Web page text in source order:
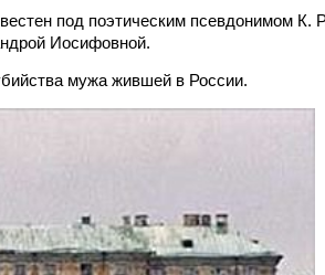
под поэтическим псевдонимом К.
Иосифовной.
мужа жившей в России.